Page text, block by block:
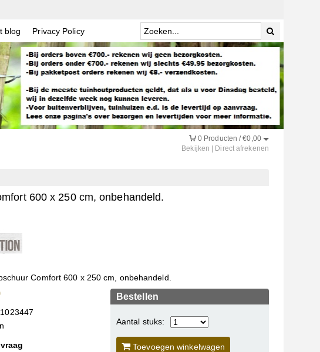
blog Privacy Policy
0 Producten /€0,00
Bekijken
Direct afrekenen
600 x 250 cm, onbehandeld.
Comfort 600 x 250 cm, onbehandeld.
1023447
Bestellen
Aantal stuks:
Toevoegen winkelwagen